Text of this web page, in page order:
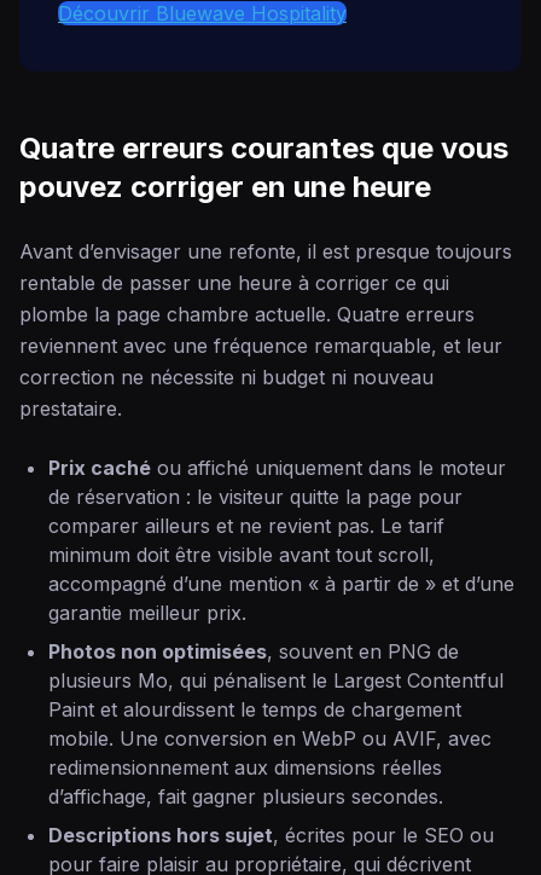
Découvrir Bluewave Hospitality
Quatre erreurs courantes que vous
pouvez corriger en une heure
Avant d’envisager une refonte, il est presque toujours
rentable de passer une heure à corriger ce qui
plombe la page chambre actuelle. Quatre erreurs
reviennent avec une fréquence remarquable, et leur
correction ne nécessite ni budget ni nouveau
prestataire.
Prix caché ou affiché uniquement dans le moteur
de réservation : le visiteur quitte la page pour
comparer ailleurs et ne revient pas. Le tarif
minimum doit être visible avant tout scroll,
accompagné d’une mention « à partir de » et d’une
garantie meilleur prix.
Photos non optimisées, souvent en PNG de
plusieurs Mo, qui pénalisent le Largest Contentful
Paint et alourdissent le temps de chargement
mobile. Une conversion en WebP ou AVIF, avec
redimensionnement aux dimensions réelles
d’affichage, fait gagner plusieurs secondes.
Descriptions hors sujet, écrites pour le SEO ou
pour faire plaisir au propriétaire, qui décrivent